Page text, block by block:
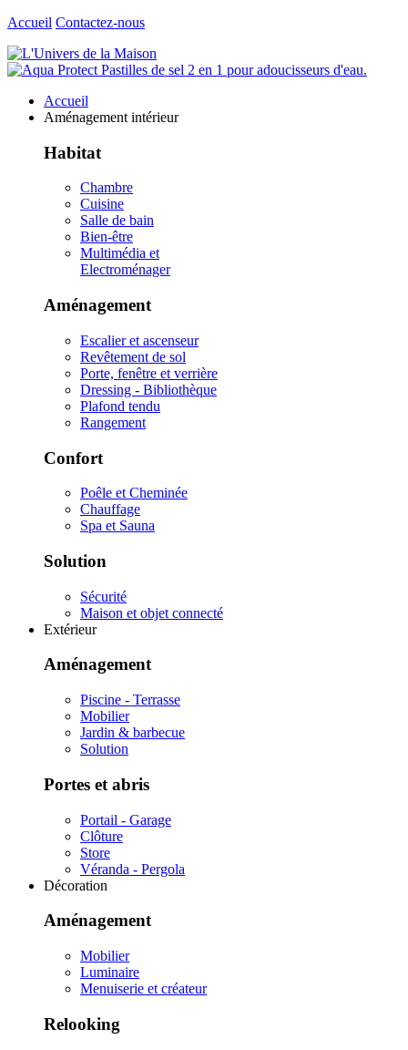
Accueil Contactez-nous
Accueil
Aménagement intérieur
Habitat
Chambre
Cuisine
Salle de bain
Bien-être
Multimédia et
Electroménager
Aménagement
Escalier et ascenseur
Revêtement de sol
Porte, fenêtre et verrière
Dressing - Bibliothèque
Plafond tendu
Rangement
Confort
Poêle et Cheminée
Chauffage
Spa et Sauna
Solution
Sécurité
Maison et objet connecté
Extérieur
Aménagement
Piscine - Terrasse
Mobilier
Jardin & barbecue
Solution
Portes et abris
Portail - Garage
Clôture
Store
Véranda - Pergola
Décoration
Aménagement
Mobilier
Luminaire
Menuiserie et créateur
Relooking